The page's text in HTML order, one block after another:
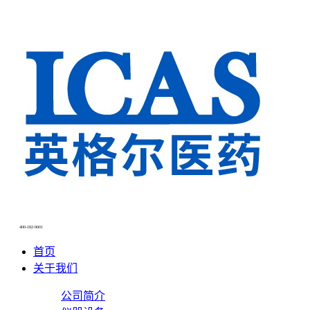
400-182-9001
首页
关于我们
公司简介